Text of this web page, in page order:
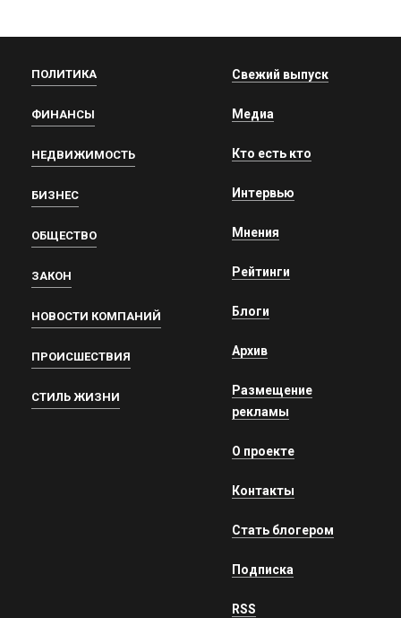
ПОЛИТИКА
ФИНАНСЫ
НЕДВИЖИМОСТЬ
БИЗНЕС
ОБЩЕСТВО
ЗАКОН
НОВОСТИ КОМПАНИЙ
ПРОИСШЕСТВИЯ
СТИЛЬ ЖИЗНИ
Свежий выпуск
Медиа
Кто есть кто
Интервью
Мнения
Рейтинги
Блоги
Архив
Размещение
рекламы
О проекте
Контакты
Стать блогером
Подписка
RSS